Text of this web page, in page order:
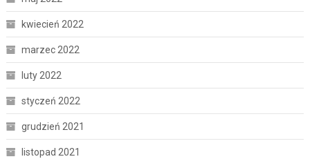
kwiecień 2022
marzec 2022
luty 2022
styczeń 2022
grudzień 2021
listopad 2021